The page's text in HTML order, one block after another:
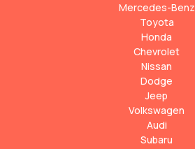
Mercedes-Benz
Toyota
Honda
Chevrolet
Nissan
Dodge
Jeep
Volkswagen
Audi
Subaru